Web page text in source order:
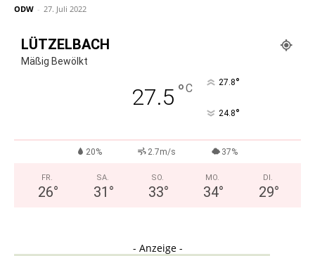
ODW - 27. Juli 2022
LÜTZELBACH
Mäßig Bewölkt
27.5 °C 27.8°
24.8°
20% 2.7m/s 37%
FR.
26°
SA.
31 °
SO.
33°
MO.
34°
DI.
29°
- Anzeige -